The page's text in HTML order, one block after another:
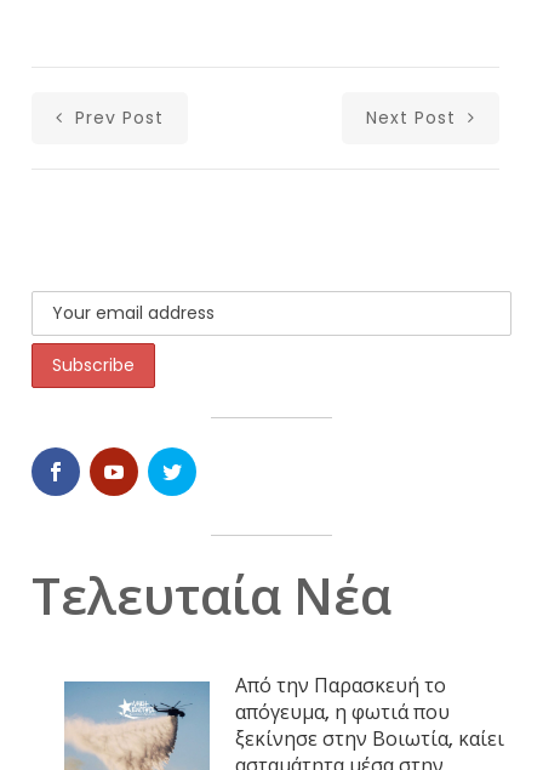
Prev Post Next Post
Τελευταία Νέα
Από την Παρασκευή το
απόγευμα, η φωτιά που
ξεκίνησε στην Βοιωτία, καίει